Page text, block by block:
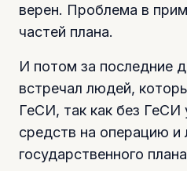
верен. Проблема в
частей плана.
И потом за последние
встречал людей,
ГеСИ, так как без ГеСИ
средств на операцию и
государственного